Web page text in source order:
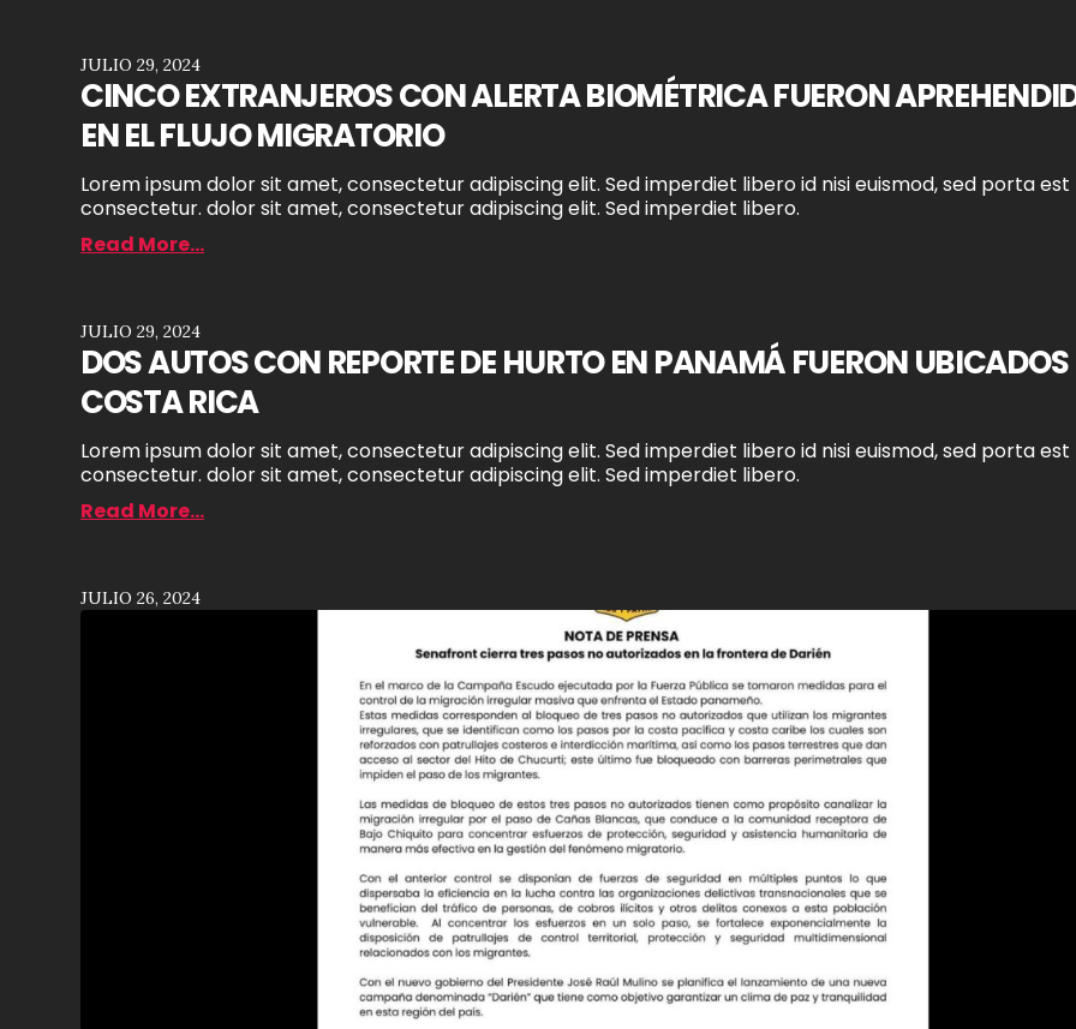
CINCO EXTRANJEROS CON ALERTA BIOMÉTRICA FUERON
EN EL FLUJO MIGRATORIO
Lorem ipsum dolor sit amet, consectetur adipiscing elit. Sed imperdiet libero id nisi euismod, sed porta est
consectetur. dolor sit amet, consectetur adipiscing elit. Sed imperdiet libero.
JULIO 29, 2024
Read More...
DOS AUTOS CON REPORTE DE HURTO EN PANAMÁ FUERON UBICADOS
COSTA RICA
Lorem ipsum dolor sit amet, consectetur adipiscing elit. Sed imperdiet libero id nisi euismod, sed porta est
consectetur. dolor sit amet, consectetur adipiscing elit. Sed imperdiet libero.
JULIO 29, 2024
Read More...
JULIO 26, 2024